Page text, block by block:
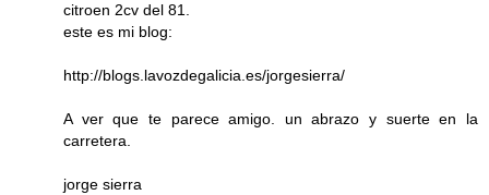
citroen 2cv del 81.
este es mi blog:
http://blogs.lavozdegalicia.es/jorgesierra/
A ver que te parece amigo. un abrazo y suerte en la
carretera.
jorge sierra